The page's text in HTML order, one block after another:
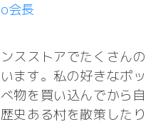
会長
スストアでたくさんの
ます。私の好きなポッ
物を買い込んでから自
史ある村を散策したり